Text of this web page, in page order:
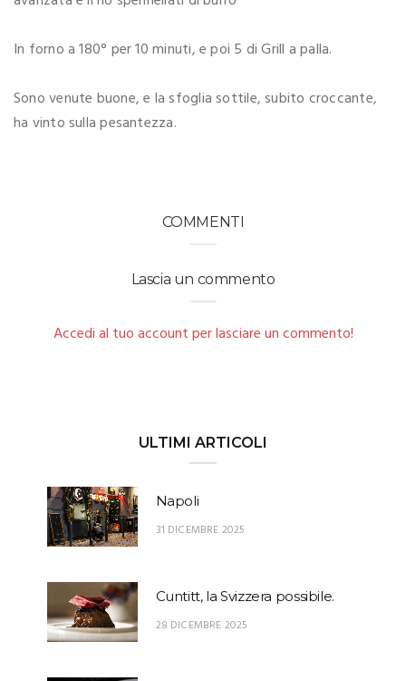
In forno a 180° per 10 minuti, e poi 5 di Grill a palla.
Sono venute buone, e la sfoglia sottile, subito croccante,
ha vinto sulla pesantezza.
COMMENTI
Lascia un commento
Accedi al tuo account per lasciare un commento!
ULTIMI ARTICOLI
Napoli
31 DICEMBRE 2025
Cuntitt, la Svizzera possibile.
28 DICEMBRE 2025